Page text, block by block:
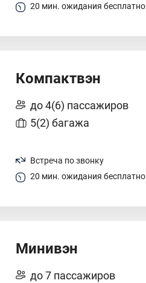
20 мин. ожидания бесплатно
Компактвэн
до 4(6) пассажиров
5(2) багажа
Встреча по звонку
20 мин. ожидания бесплатно
Минивэн
до 7 пассажиров